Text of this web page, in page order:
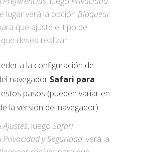
lugar verá la opción Bloquear
que ajuste el tipo de
desea realizar.
a la configuración de
navegador Safari para
estos pasos (pueden variar en
la versión del navegador):
Ajustes, luego Safari.
Privacidad y Seguridad, verá la